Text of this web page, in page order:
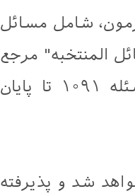
شامل مسائل
المنتخبه" مرجع
عالیقدر حضرت آیت‌الله سیستانی (دام ظلّه)، از مسئله ۱۰۹۱ تا پایان
شد و پذیرفته